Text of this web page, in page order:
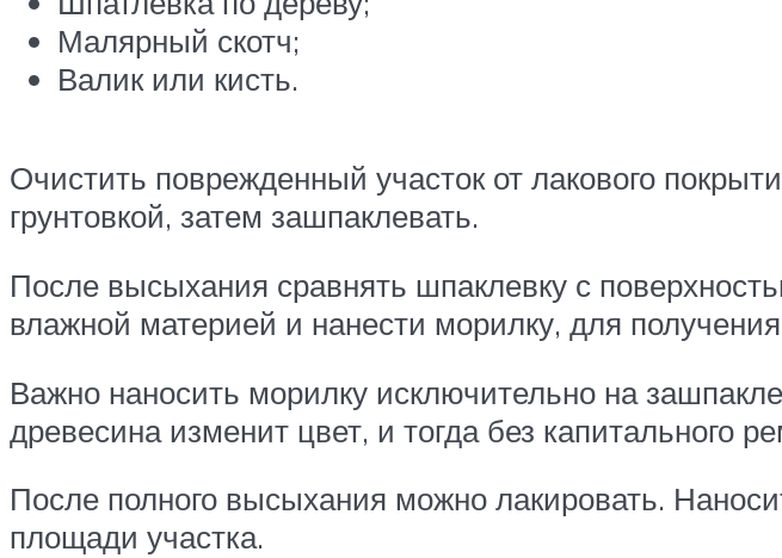
Малярный скотч;
Валик или кисть.
Очистить поврежденный участок от лакового
грунтовкой, затем зашпаклевать.
После высыхания сравнять шпаклевку с
влажной материей и нанести морилку, для
Важно наносить морилку исключительно на
древесина изменит цвет, и тогда без капитального
После полного высыхания можно лакировать.
площади участка.